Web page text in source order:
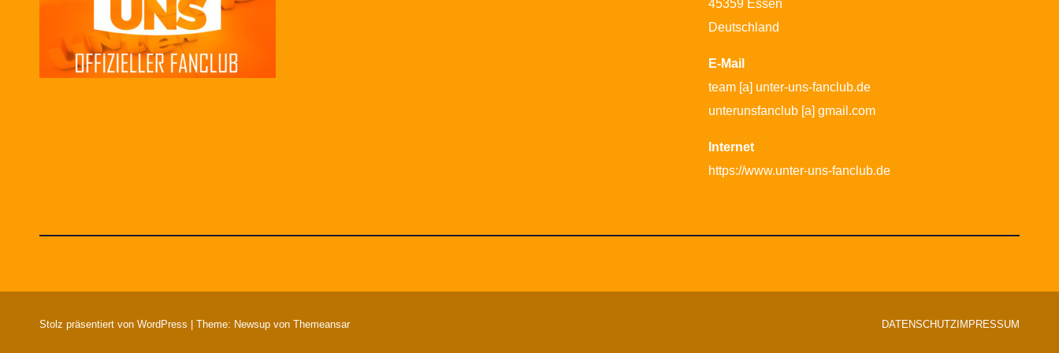
45359 Essen
Deutschland
E-Mail
team [a] unter-uns-fanclub.de
unterunsfanclub [a] gmail.com
Internet
https://www.unter-uns-fanclub.de
Stolz präsentiert von WordPress Theme: Newsup von Themeansar DATENSCHUTZ IMPRESSUM